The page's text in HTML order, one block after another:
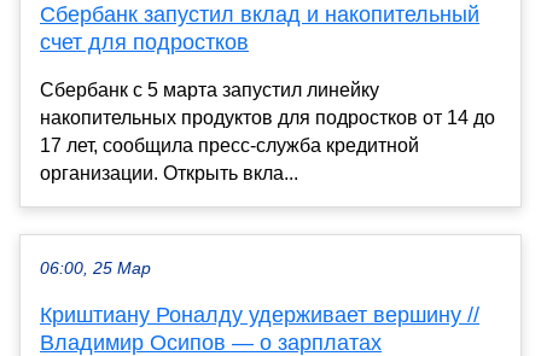
Сбербанк запустил вклад и накопительный
счет для подростков
Сбербанк с 5 марта запустил линейку
накопительных продуктов для подростков от 14 до
17 лет, сообщила пресс-служба кредитной
организации. Открыть вкла...
06:00, 25 Мар
Криштиану Роналду удерживает вершину //
Владимир Осипов — о зарплатах